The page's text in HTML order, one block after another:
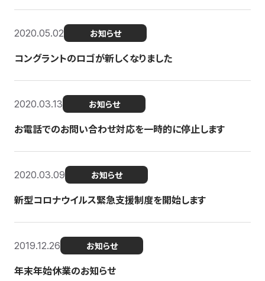
2020.05.02 お知らせ
コングラントのロゴが新しくなりました
2020.03.13 お知らせ
お電話でのお問い合わせ対応を一時的に停止します
2020.03.09 お知らせ
新型コロナウイルス緊急支援制度を開始します
2019.12.26 お知らせ
年末年始休業のお知らせ